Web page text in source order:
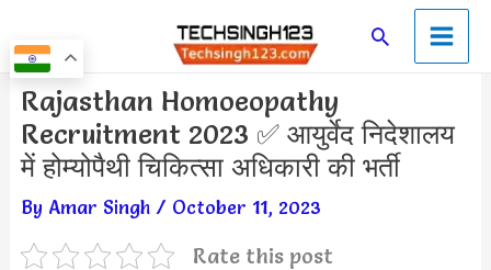
to
content
SearchMain
Menu
Rajasthan Homoeopathy
Recruitment 2023 ✅ आयुर्वेद निदेशालय
में होम्योपैथी चिकित्सा अधिकारी की भर्ती
By Amar Singh / October 11, 2023
Rate this post
Post
navigation